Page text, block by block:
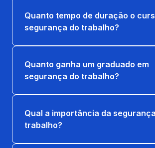
66 horas
QUÍMICA TECNOLÓGICA
VIDA NO TRABALHO
66 horas
Quanto tempo de duração o
segurança do trabalho?
Quanto ganha um graduado em
segurança do trabalho?
Qual a importância da
trabalho?